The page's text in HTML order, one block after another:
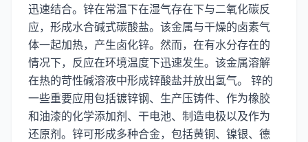
迅速结合。锌在常温下在湿气存在下与二氧化碳反
应，形成水合碱式碳酸盐。该金属与干燥的卤素气
体一起加热，产生卤化锌。然而，在有水分存在的
情况下，反应在环境温度下迅速发生。该金属溶解
在热的苛性碱溶液中形成锌酸盐并放出氢气。 锌的
一些重要应用包括镀锌钢、生产压铸件、作为橡胶
和油漆的化学添加剂、干电池、制造电极以及作为
还原剂。锌可形成多种合金，包括黄铜、镍银、德